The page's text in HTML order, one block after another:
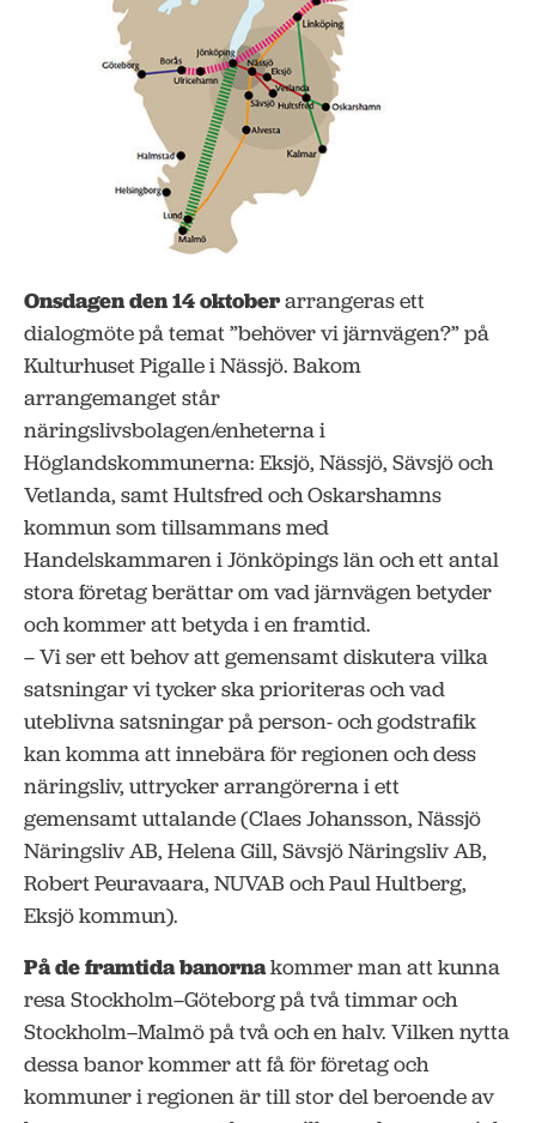
Onsdagen den 14 oktoberarrangeras ett
dialogmöte på temat ”behöver vi järnvägen?” på
Kulturhuset Pigalle i Nässjö. Bakom
arrangemanget står
näringslivsbolagen/enheterna i
Höglandskommunerna: Eksjö, Nässjö, Sävsjö och
Vetlanda, samt Hultsfred och Oskarshamns
kommun som tillsammans med
Handelskammaren i Jönköpings län och ett antal
stora företag berättar om vad järnvägen betyder
och kommer att betyda i en framtid.
– Vi ser ett behov att gemensamt diskutera vilka
satsningar vi tycker ska prioriteras och vad
uteblivna satsningar på person- och godstrafik
kan komma att innebära för regionen och dess
näringsliv, uttrycker arrangörerna i ett
gemensamt uttalande (Claes Johansson, Nässjö
Näringsliv AB, Helena Gill, Sävsjö Näringsliv AB,
Robert Peuravaara, NUVAB och Paul Hultberg,
Eksjö kommun).
På de framtida banornakommer man att kunna
resa Stockholm–Göteborg på två timmar och
Stockholm–Malmö på två och en halv. Vilken nytta
dessa banor kommer att få för företag och
kommuner i regionen är till stor del beroende av